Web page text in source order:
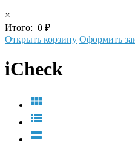
×
Итого: 0 ₽
Открыть корзину Оформить
iCheck


